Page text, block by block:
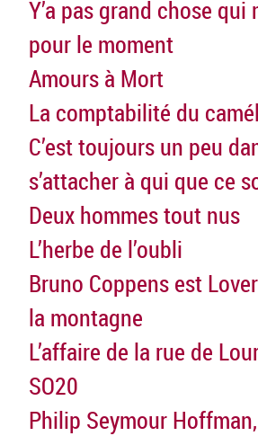
Y’a pas grand chose qui
pour le moment
Amours à Mort
La comptabilité du
C’est toujours un peu
s’attacher à qui que ce
Deux hommes tout nus
L’herbe de l’oubli
Bruno Coppens est
la montagne
L’affaire de la rue de
SO20
Philip Seymour